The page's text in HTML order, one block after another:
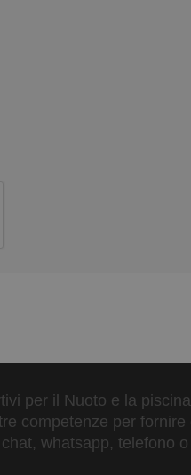
per il Nuoto e la
competenze per
whatsapp, telefono